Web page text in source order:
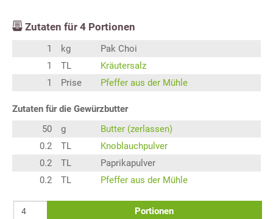
Zutaten für 4 Portionen
1 kg
Pak Choi
1
TL
Kräutersalz
1
Prise Pfeffer aus der Mühle
Zutaten für die Gewürzbutter
50
g
Butter (zerlassen)
0.2
TL
Knoblauchpulver
0.2
TL
Paprikapulver
0.2
TL Pfeffer aus der Mühle
Portionen